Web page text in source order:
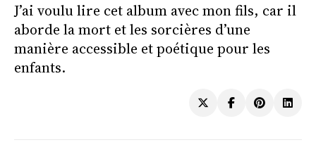
J’ai voulu lire cet album avec mon fils, car il
aborde la mort et les sorcières d’une
manière accessible et poétique pour les
enfants.